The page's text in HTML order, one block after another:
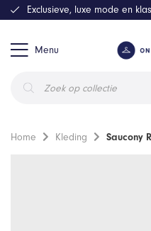
Menu
zoeken
Exclusieve, luxe mode en
Home Kleding Saucony